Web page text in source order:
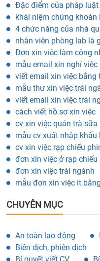
Đặc điểm của pháp luật
khái niệm chứng khoán
4 chức năng của nhà
nhân viên phòng lab là
Đơn xin việc làm công
mẫu email xin nghỉ việc
viết email xin việc bằng
mẫu thư xin việc trái
viết email xin việc trái
cách viết hồ sơ xin việc
cv xin việc quán trà sữa
mẫu cv xuất nhập khẩu
cv xin việc rạp chiếu
đơn xin việc ở rạp chiếu
đơn xin việc trái ngành
mẫu đơn xin việc it
CHUYÊN MỤC
An toàn lao động
Biên dịch, phiên dịch